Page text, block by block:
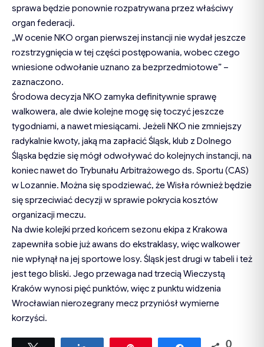
sprawa będzie ponownie rozpatrywana przez właściwy
organ federacji.
„W ocenie NKO organ pierwszej instancji nie wydał jeszcze
rozstrzygnięcia w tej części postępowania, wobec czego
wniesione odwołanie uznano za bezprzedmiotowe” –
zaznaczono.
Środowa decyzja NKO zamyka definitywnie sprawę
walkowera, ale dwie kolejne mogę się toczyć jeszcze
tygodniami, a nawet miesiącami. Jeżeli NKO nie zmniejszy
radykalnie kwoty, jaką ma zapłacić Śląsk, klub z Dolnego
Śląska będzie się mógł odwoływać do kolejnych instancji, na
koniec nawet do Trybunału Arbitrażowego ds. Sportu (CAS)
w Lozannie. Można się spodziewać, że Wisła również będzie
się sprzeciwiać decyzji w sprawie pokrycia kosztów
organizacji meczu.
Na dwie kolejki przed końcem sezonu ekipa z Krakowa
zapewniła sobie już awans do ekstraklasy, więc walkower
nie wpłynął na jej sportowe losy. Śląsk jest drugi w tabeli i też
jest tego bliski. Jego przewaga nad trzecią Wieczystą
Kraków wynosi pięć punktów, więc z punktu widzenia
Wrocławian nierozegrany mecz przyniósł wymierne
korzyści.
0